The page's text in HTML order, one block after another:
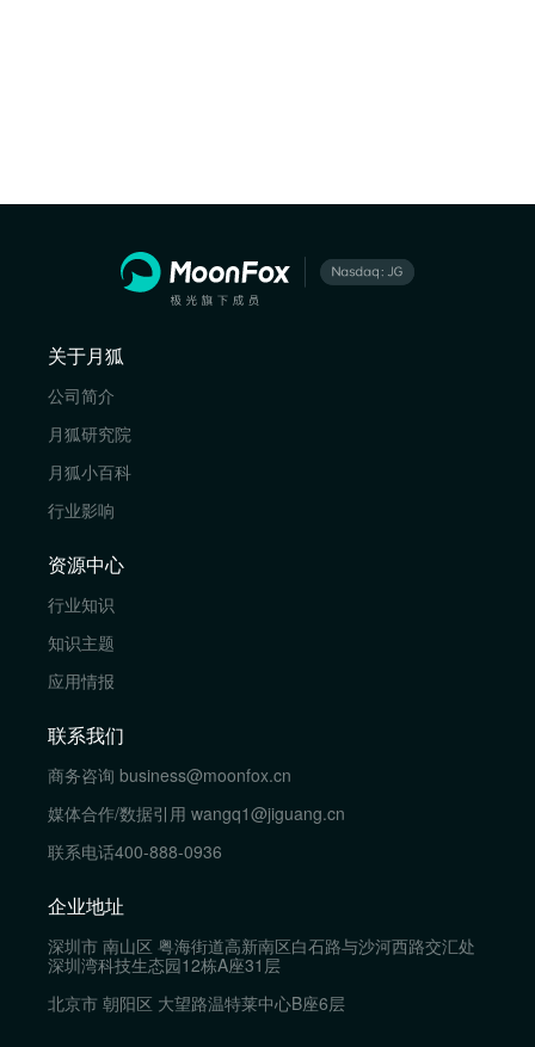
关于月狐
公司简介
月狐研究院
月狐小百科
行业影响
资源中心
行业知识
知识主题
应用情报
联系我们
商务咨询 business@moonfox.cn
媒体合作/数据引用 wangq1@jiguang.cn
联系电话400-888-0936
企业地址
深圳市 南山区 粤海街道高新南区白石路与沙河西路交汇处
深圳湾科技生态园12栋A座31层
北京市 朝阳区 大望路温特莱中心B座6层